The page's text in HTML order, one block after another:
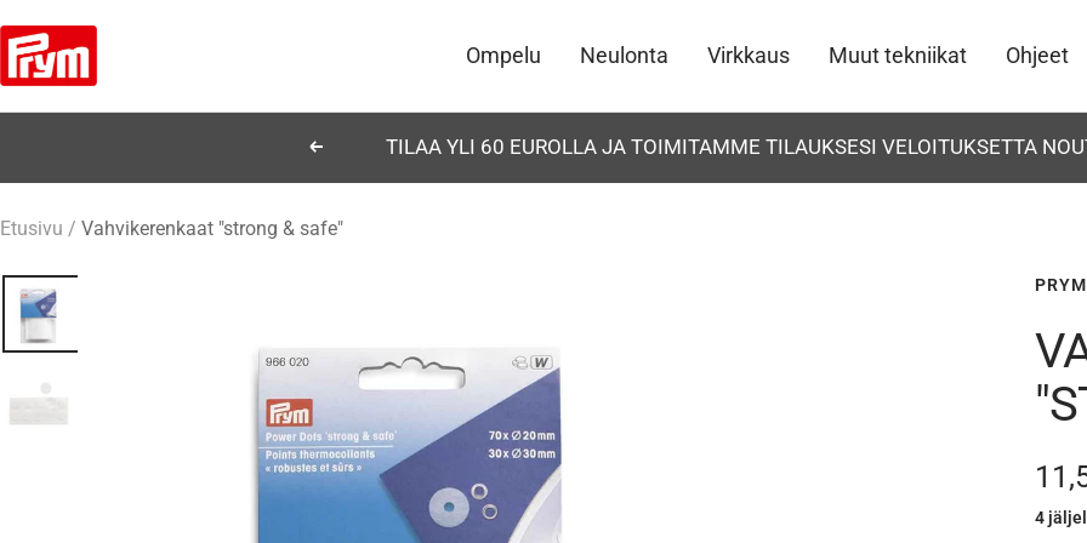
sisältöön
Ompelu Neulonta Virkkaus Muut tekniikat Ohjeet
Prym
EdellinenTILAA YLI 60 EUROLLA JA TOIMITAMME TILAUKSESI VELOITUKSETTA
Etusivu Vahvikerenkaat "strong & safe"
PRYM
4